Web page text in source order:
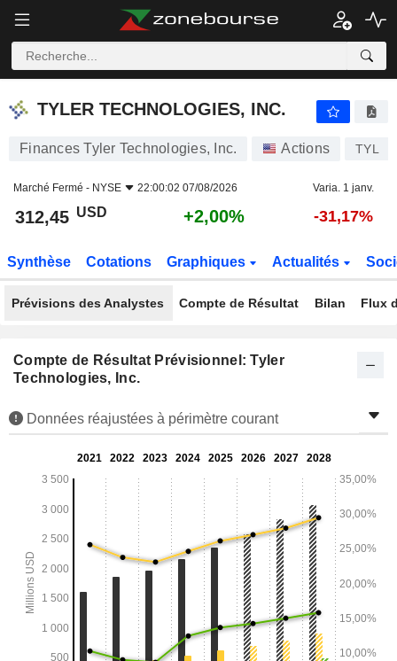
TYLER TECHNOLOGIES, INC.
TYLER TECHNOLOGIES, INC.
Finances Tyler Technologies, Inc. Actions TYL
Marché Fermé - NYSE 22:00:02 07/08/2026 Varia. 1 janv.
312,45 USD +2,00% -31,17%
Synthèse Cotations Graphiques Actualités
Prévisions des Analystes Compte de Résultat Bilan Flux
Compte de Résultat Prévisionnel: Tyler
Technologies, Inc.
Données réajustées à périmètre courant